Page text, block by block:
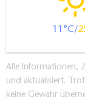
11
Alle Informationen,
und aktualisiert.
keine Gewähr